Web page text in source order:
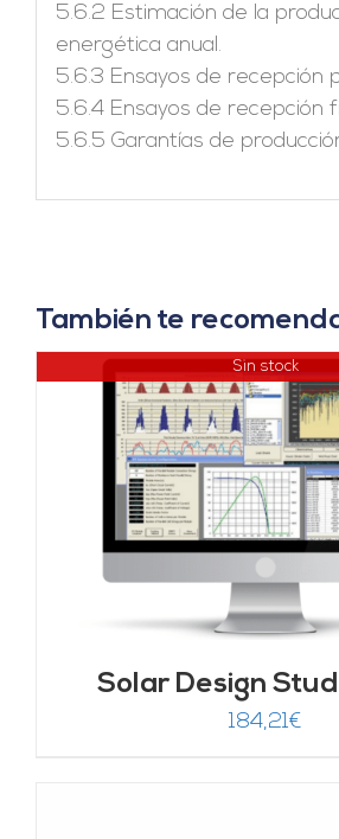
5.6.2 Estimación de la
energética anual.
5.6.3 Ensayos de recepción
5.6.4 Ensayos de recepción
5.6.5 Garantías de
También te
Sin stock
Solar Design
184,21€